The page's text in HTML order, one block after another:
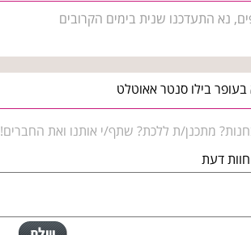
נא התעדכנו שנית בימים הקרובים
בעופר בילו סנטר אאוטלט
מתכנן/ת ללכת? שתף/י אותנו ואת החברים!
חוות דעת